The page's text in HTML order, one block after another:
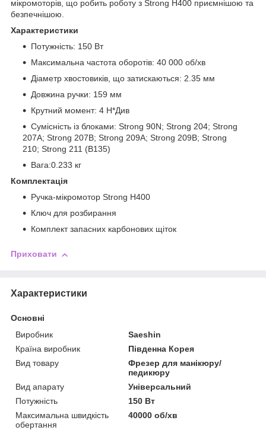
мікромоторів, що робить роботу з Strong H400 приємнішою та
безпечнішою.
Характеристики
Потужність: 150 Вт
Максимальна частота оборотів: 40 000 об/хв
Діаметр хвостовиків, що затискаються: 2.35 мм
Довжина ручки: 159 мм
Крутний момент: 4 Н*Див
Сумісність із блоками: Strong 90N; Strong 204; Strong
207A; Strong 207B; Strong 209A; Strong 209B; Strong
210; Strong 211 (B135)
Вага:0.233 кг
Комплектація
Ручка-мікромотор Strong H400
Ключ для розбирання
Комплект запасних карбонових щіток
Приховати
Характеристики
Основні
Виробник
Saeshin
Країна виробник
Південна Корея
Вид товару
Фрезер для манікюру/
педикюру
Вид апарату
Універсальний
Потужність
150 Вт
Максимальна швидкість
обертання
40000 об/хв